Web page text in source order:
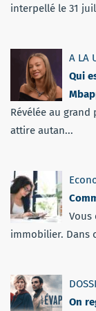
interpellé le 31
A LA
Qui
Révélée au grand
attire autan...
Vous
immobilier. Dans
On